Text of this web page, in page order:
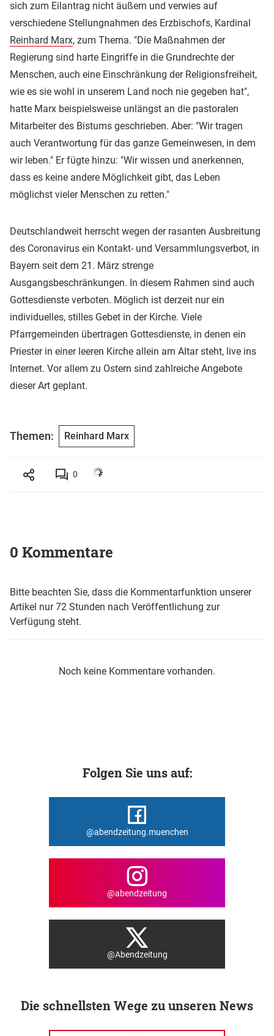
sich zum Eilantrag nicht äußern und verwies auf
verschiedene Stellungnahmen des Erzbischofs, Kardinal
Reinhard Marx, zum Thema. "Die Maßnahmen der
Regierung sind harte Eingriffe in die Grundrechte der
Menschen, auch eine Einschränkung der Religionsfreiheit,
wie es sie wohl in unserem Land noch nie gegeben hat",
hatte Marx beispielsweise unlängst an die pastoralen
Mitarbeiter des Bistums geschrieben. Aber: "Wir tragen
auch Verantwortung für das ganze Gemeinwesen, in dem
wir leben." Er fügte hinzu: "Wir wissen und anerkennen,
dass es keine andere Möglichkeit gibt, das Leben
möglichst vieler Menschen zu retten."
Deutschlandweit herrscht wegen der rasanten Ausbreitung
des Coronavirus ein Kontakt- und Versammlungsverbot, in
Bayern seit dem 21. März strenge
Ausgangsbeschränkungen. In diesem Rahmen sind auch
Gottesdienste verboten. Möglich ist derzeit nur ein
individuelles, stilles Gebet in der Kirche. Viele
Pfarrgemeinden übertragen Gottesdienste, in denen ein
Priester in einer leeren Kirche allein am Altar steht, live ins
Internet. Vor allem zu Ostern sind zahlreiche Angebote
dieser Art geplant.
Themen: Reinhard Marx
0
0 Kommentare
Bitte beachten Sie, dass die Kommentarfunktion unserer
Artikel nur 72 Stunden nach Veröffentlichung zur
Verfügung steht.
Noch keine Kommentare vorhanden.
Folgen Sie uns auf:
@abendzeitung.muenchen
@abendzeitung
@Abendzeitung
Die schnellsten Wege zu unseren News